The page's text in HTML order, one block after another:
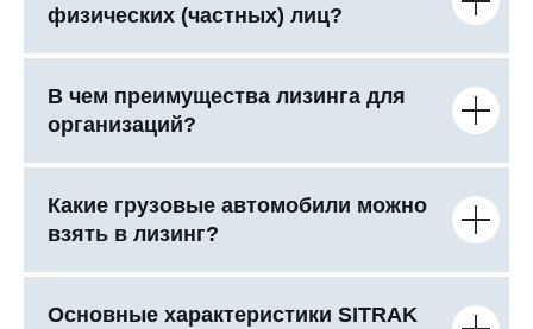
физических (частных) лиц?
В чем преимущества лизинга для
организаций?
Какие грузовые автомобили можно
взять в лизинг?
Основные характеристики SITRAK